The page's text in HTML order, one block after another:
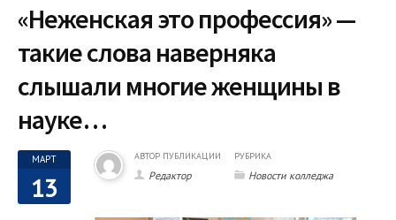
«Неженская это профессия» —
такие слова наверняка
слышали многие женщины в
науке…
МАРТ
13
АВТОР ПУБЛИКАЦИИ
Редактор
РУБРИКА
Новости колледжа